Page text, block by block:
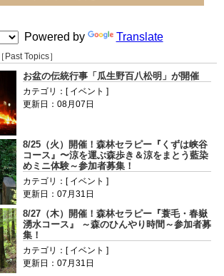
Powered by Translate
［Past Topics］
お盆の伝統行事「瓜生野百八松明」が開催
カテゴリ：[ イベント ]
更新日：08月07日
8/25（火）開催！森林セラピー『くずは峡谷
コース』〜涼を運ぶ森歩き＆涼をまとう藍染
めミニ体験～参加者募集！
カテゴリ：[ イベント ]
更新日：07月31日
8/27（木）開催！森林セラピー『蓑毛・春嶽
湧水コース』 ～森のひんやり時間～参加者募
集！
カテゴリ：[ イベント ]
更新日：07月31日